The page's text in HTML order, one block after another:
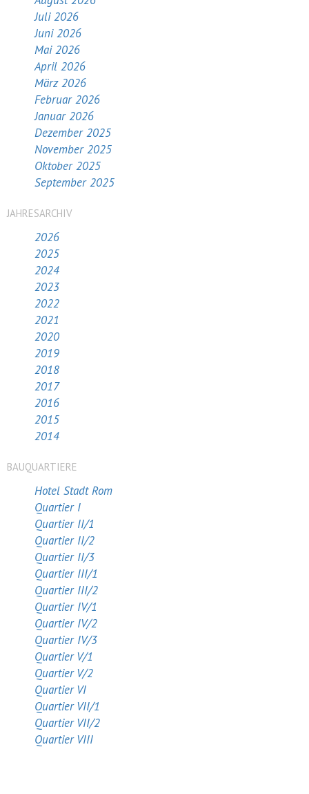
Juli 2026
Juni 2026
Mai 2026
April 2026
März 2026
Februar 2026
Januar 2026
Dezember 2025
November 2025
Oktober 2025
September 2025
JAHRESARCHIV
2026
2025
2024
2023
2022
2021
2020
2019
2018
2017
2016
2015
2014
BAUQUARTIERE
Hotel Stadt Rom
Quartier I
Quartier II/1
Quartier II/2
Quartier II/3
Quartier III/1
Quartier III/2
Quartier IV/1
Quartier IV/2
Quartier IV/3
Quartier V/1
Quartier V/2
Quartier VI
Quartier VII/1
Quartier VII/2
Quartier VIII